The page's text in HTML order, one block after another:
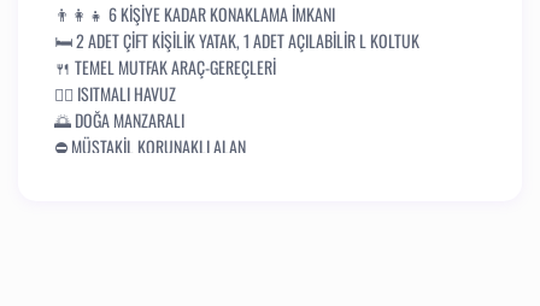
👨‍👩‍👧 6 KİŞİYE KADAR KONAKLAMA İMKANI
🛏️ 2 ADET ÇİFT KİŞİLİK YATAK, 1 ADET AÇILABİLİR L KOLTUK
🍴 TEMEL MUTFAK ARAÇ-GEREÇLERİ
🏊‍♂️ ISITMALI HAVUZ
🌅 DOĞA MANZARALI
⛔ MÜSTAKİL KORUNAKLI ALAN